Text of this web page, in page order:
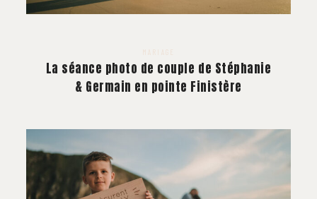
La séance photo de couple de Stéphanie
& Germain en pointe Finistère